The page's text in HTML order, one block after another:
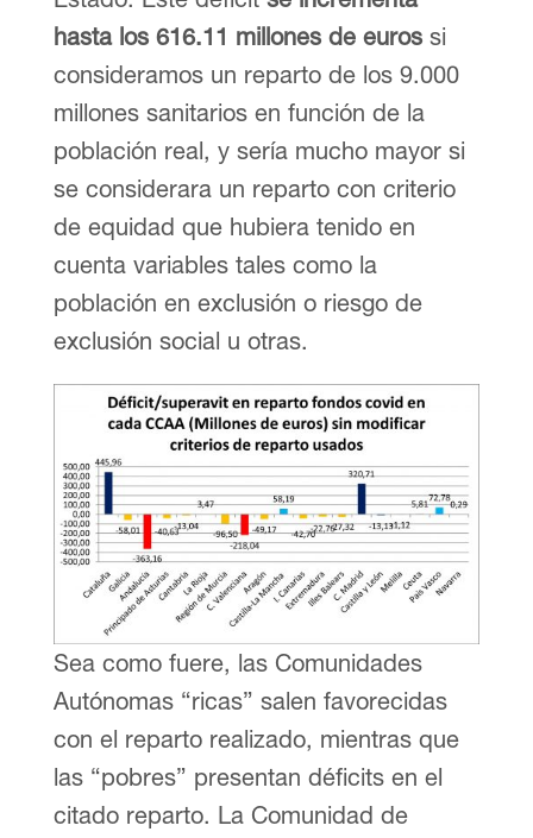
hasta los 616.11 millones de eurossi
consideramos un reparto de los 9.000
millones sanitarios en función de la
población real, y sería mucho mayor si
se considerara un reparto con criterio
de equidad que hubiera tenido en
cuenta variables tales como la
población en exclusión o riesgo de
exclusión social u otras.
Sea como fuere, las Comunidades
Autónomas “ricas” salen favorecidas
con el reparto realizado, mientras que
las “pobres” presentan déficits en el
citado reparto. La Comunidad de